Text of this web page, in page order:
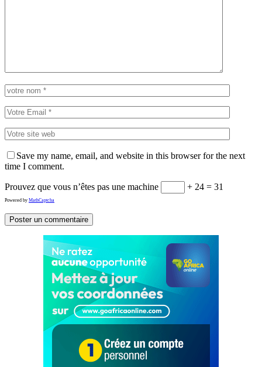
Save my name, email, and website in this browser for the next
time I comment.
Prouvez que vous n’êtes pas une machine + 24 = 31
Powered by MathCaptcha